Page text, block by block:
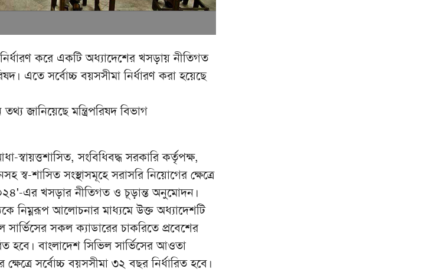
করে একটি অধ্যাদেশের খসড়ায় নীতিগত
এতে সর্বোচ্চ বয়সসীমা নির্ধারণ করা হয়েছে
জানিয়েছে মন্ত্রিপরিষদ বিভাগ
স্বায়ত্তশাসিত, সংবিধিবদ্ধ সরকারি কর্তৃপক্ষ,
স্ব-শাসিত সংস্থাসমূহে সরাসরি নিয়োগের ক্ষেত্রে
এর খসড়ার নীতিগত ও চূড়ান্ত অনুমোদন।
নিম্নরূপ আলোচনার মাধ্যমে উক্ত অধ্যাদেশটি
সকল ক্যাডারের চাকরিতে প্রবেশের
হবে। বাংলাদেশ সিভিল সার্ভিসের আওতা
সর্বোচ্চ বয়সসীমা ৩২ বছর নির্ধারিত হবে।